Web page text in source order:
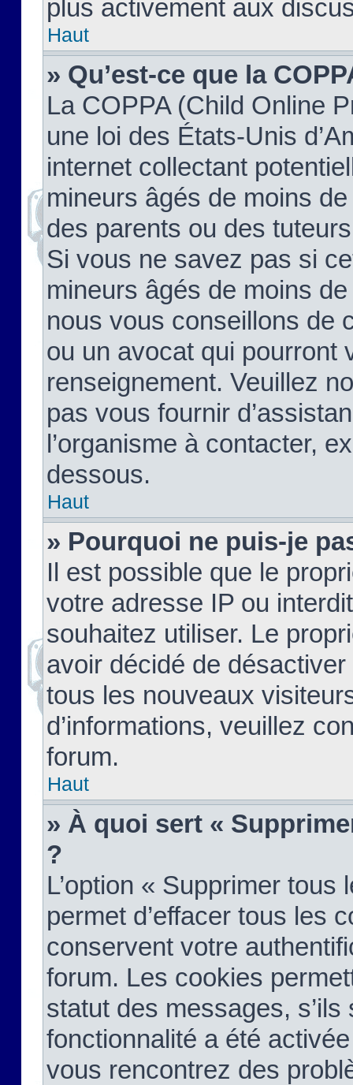
plus activement aux
Haut
» Qu’est-ce que la
La COPPA (Child Online
une loi des États-Unis
internet collectant
mineurs âgés de moins
des parents ou des
Si vous ne savez pas si
mineurs âgés de moins
nous vous conseillons de
ou un avocat qui pourront
renseignement. Veuillez
pas vous fournir
l’organisme à contacter,
dessous.
Haut
» Pourquoi ne puis-je
Il est possible que le
votre adresse IP ou
souhaitez utiliser. Le
avoir décidé de
tous les nouveaux
d’informations, veuillez
forum.
Haut
» À quoi sert «
?
L’option « Supprimer
permet d’effacer tous les
conservent votre
forum. Les cookies
statut des messages,
fonctionnalité a été
vous rencontrez des